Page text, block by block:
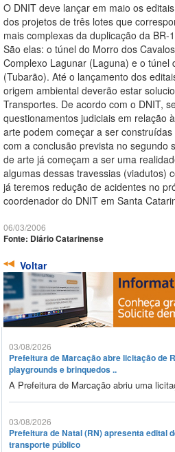
O DNIT deve lançar em maio os
dos projetos de três lotes que
mais complexas da duplicação da
São elas: o túnel do Morro dos
Complexo Lagunar (Laguna) e o túnel
(Tubarão). Até o lançamento dos
origem ambiental deverão estar
Transportes. De acordo com o DNIT,
questionamentos judiciais em relação
arte podem começar a ser
com a conclusão prevista no segundo
de arte já começam a ser uma
algumas dessas travessias (viadutos)
já teremos redução de acidentes no
coordenador do DNIT em Santa
06/03/2006
Fonte: Diário Catarinense
Voltar
03/08/2026
Prefeitura de Marcação abre licitação de
playgrounds e brinquedos ..
A Prefeitura de Marcação abriu uma
03/08/2026
Prefeitura de Natal (RN) apresenta edital
transporte público